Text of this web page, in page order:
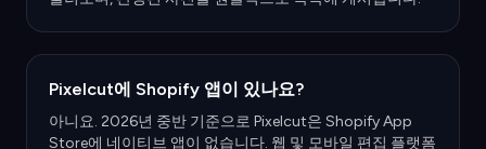
Pixelcut에 Shopify 앱이 있나요?
아니요. 2026년 중반 기준으로 Pixelcut은 Shopify App
Store에 네이티브 앱이 없습니다. 웹 및 모바일 편집 플랫폼